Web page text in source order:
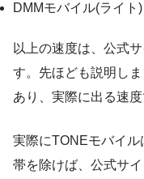
DMMモバイル(ライト
以上の速度は、公式
す。先ほども説明し
あり、実際に出る速度
実際にTONEモバイ
帯を除けば、公式サ